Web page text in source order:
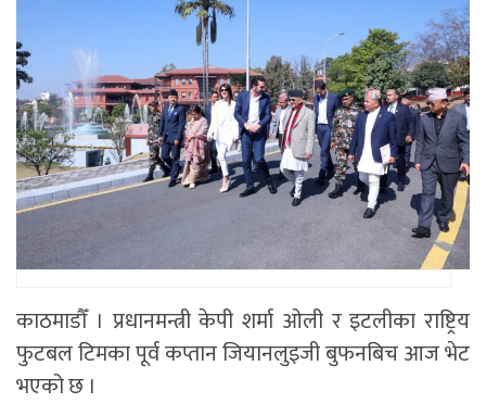
काठमाडौँ । प्रधानमन्त्री केपी शर्मा ओली र इटलीका राष्ट्रिय
फुटबल टिमका पूर्व कप्तान जियानलुइजी बुफनबिच आज भेट
भएको छ ।